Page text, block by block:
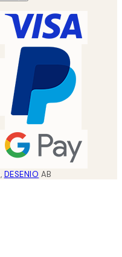
, DESENIO AB